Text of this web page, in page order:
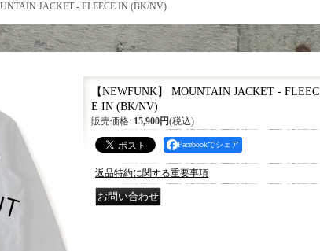
JACKET - FLEECE IN (BK/NV)
【NEWFUNK】 MOUNTAIN JACKET - FLEEC
E IN (BK/NV)
販売価格: 15,900円(税込)
Facebookでシェア
返品特約に関する重要事項